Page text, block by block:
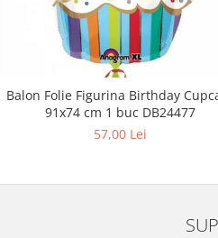
Balon Folie Figurina Birthday
91x74 cm 1 buc DB24477
57,00 Lei